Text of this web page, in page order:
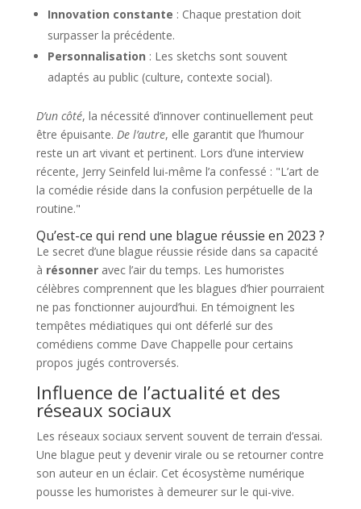
Innovation constante : Chaque prestation doit
surpasser la précédente.
Personnalisation : Les sketchs sont souvent
adaptés au public (culture, contexte social).
D’un côté, la nécessité d’innover continuellement peut
être épuisante. De l’autre, elle garantit que l’humour
reste un art vivant et pertinent. Lors d’une interview
récente, Jerry Seinfeld lui-même l’a confessé : "L’art de
la comédie réside dans la confusion perpétuelle de la
routine."
Qu’est-ce qui rend une blague réussie en 2023 ?
Le secret d’une blague réussie réside dans sa capacité
à résonneravec l’air du temps. Les humoristes
célèbres comprennent que les blagues d’hier pourraient
ne pas fonctionner aujourd’hui. En témoignent les
tempêtes médiatiques qui ont déferlé sur des
comédiens comme Dave Chappelle pour certains
propos jugés controversés.
Influence de l’actualité et des
réseaux sociaux
Les réseaux sociaux servent souvent de terrain d’essai.
Une blague peut y devenir virale ou se retourner contre
son auteur en un éclair. Cet écosystème numérique
pousse les humoristes à demeurer sur le qui-vive.